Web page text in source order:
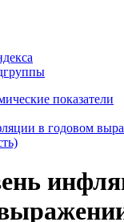
показатели
в годовом